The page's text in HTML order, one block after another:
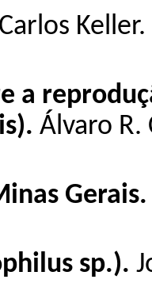
Carlos
a
Álvaro R.
sp.).